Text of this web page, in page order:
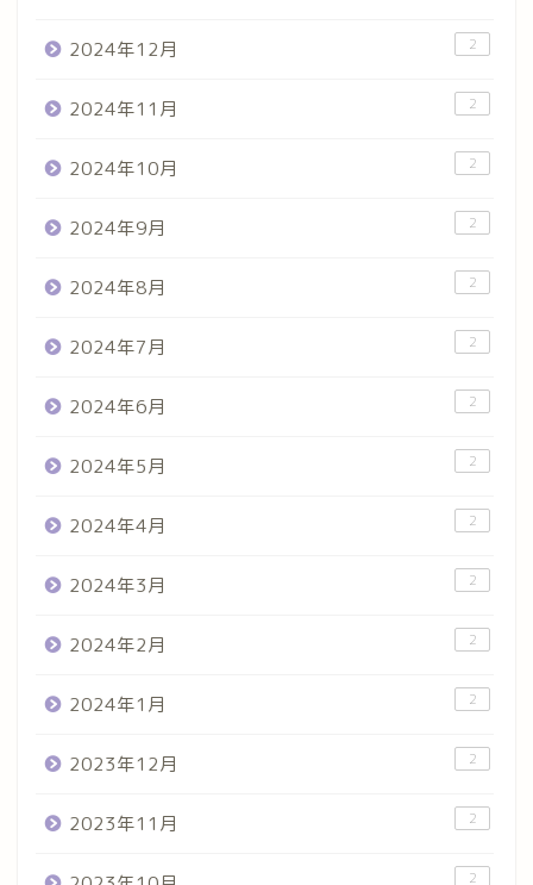
2024年12月 2
2024年11月 2
2024年10月 2
2024年9月 2
2024年8月 2
2024年7月 2
2024年6月 2
2024年5月 2
2024年4月 2
2024年3月 2
2024年2月 2
2024年1月 2
2023年12月 2
2023年11月 2
2